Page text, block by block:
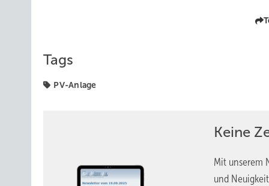
Tags
PV-Anlage
Keine
Mit unserem
und